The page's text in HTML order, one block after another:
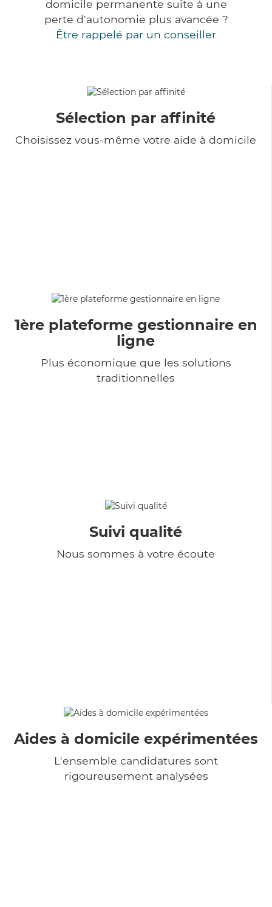
domicile permanente suite à une
perte d'autonomie plus avancée ?
Être rappelé par un conseiller
Sélection par affinité
Choisissez vous-même votre aide à domicile
1ère plateforme gestionnaire en
ligne
Plus économique que les solutions
traditionnelles
Suivi qualité
Nous sommes à votre écoute
Aides à domicile expérimentées
L'ensemble candidatures sont
rigoureusement analysées